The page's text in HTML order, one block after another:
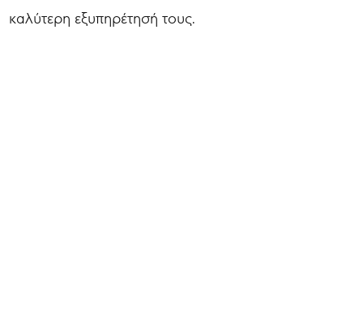
καλύτερη εξυπηρέτησή τους.